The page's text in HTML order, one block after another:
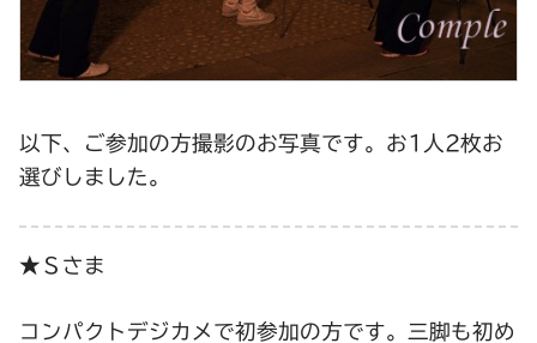
以下、ご参加の方撮影のお写真です。お1人2枚お
選びしました。
★Ｓさま
コンパクトデジカメで初参加の方です。三脚も初め